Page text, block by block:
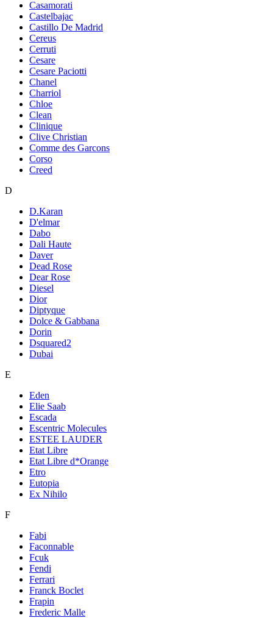
Casamorati
Castelbajac
Castillo De Madrid
Cereus
Cerruti
Cesare
Cesare Paciotti
Chanel
Charriol
Chloe
Clean
Clinique
Clive Christian
Comme des Garcons
Corso
Creed
D
D.Karan
D'elmar
Dabo
Dali Haute
Daver
Dead Rose
Dear Rose
Diesel
Dior
Diptyque
Dolce & Gabbana
Dorin
Dsquared2
Dubai
E
Eden
Elie Saab
Escada
Escentric Molecules
ESTEE LAUDER
Etat Libre
Etat Libre d*Orange
Etro
Eutopia
Ex Nihilo
F
Fabi
Faconnable
Fcuk
Fendi
Ferrari
Franck Boclet
Frapin
Frederic Malle